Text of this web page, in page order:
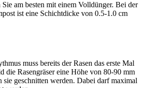
am besten mit einem Volldünger. Bei der
ist eine Schichtdicke von 0.5-1.0 cm
muss bereits der Rasen das erste Mal
die Rasengräser eine Höhe von 80-90 mm
sie geschnitten werden. Dabei darf maximal